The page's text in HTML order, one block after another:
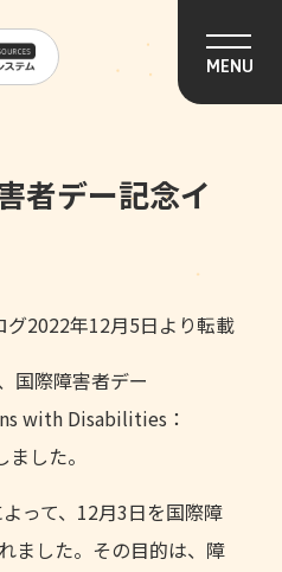
の本文へ移動
MENU
者デー記念イ
グ2022年12月5日より転載
国際障害者デー
with Disabilities：
した。
って、12月3日を国際障
ました。その目的は、障